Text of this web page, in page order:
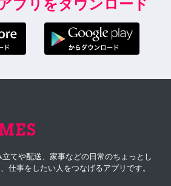
プリをダウンロード
てや配送、家事などの日常のちょっとし
仕事をしたい人をつなげるアプリです。